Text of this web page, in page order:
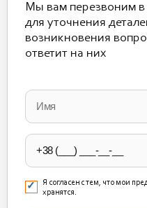
Мы вам перезвоним
для уточнения
возникновения
ответит на них
leave
this
field
empty.
Я согласен с тем, что мои
хранятся.